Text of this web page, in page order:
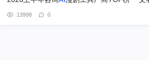
13998 0